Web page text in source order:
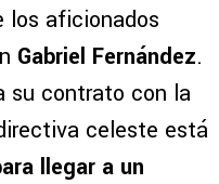
los aficionados
Gabriel Fernández.
su contrato con la
celeste está
llegar a un